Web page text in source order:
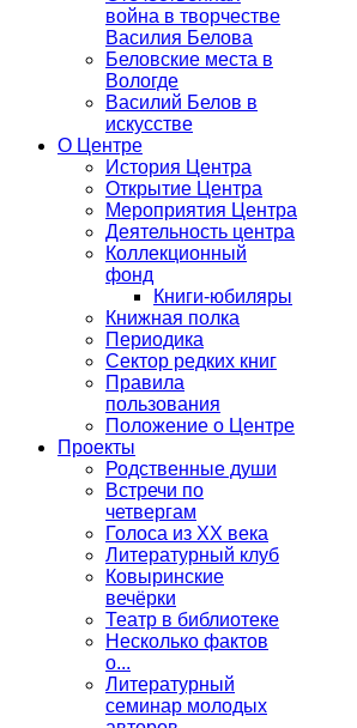
война в творчестве
Василия Белова
Беловские места в
Вологде
Василий Белов в
искусстве
О Центре
История Центра
Открытие Центра
Мероприятия Центра
Деятельность центра
Коллекционный
фонд
Книги-юбиляры
Книжная полка
Периодика
Сектор редких книг
Правила
пользования
Положение о Центре
Проекты
Родственные души
Встречи по
четвергам
Голоса из ХХ века
Литературный клуб
Ковыринские
вечёрки
Театр в библиотеке
Несколько фактов
о...
Литературный
семинар молодых